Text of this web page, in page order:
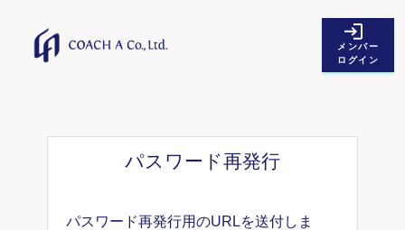
メンバー
ログイン
パスワード再発行
パスワード再発行用のURLを送付しま